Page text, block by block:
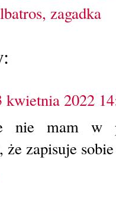
, zagadka
kwietnia 2022
nie mam w
że zapisuje